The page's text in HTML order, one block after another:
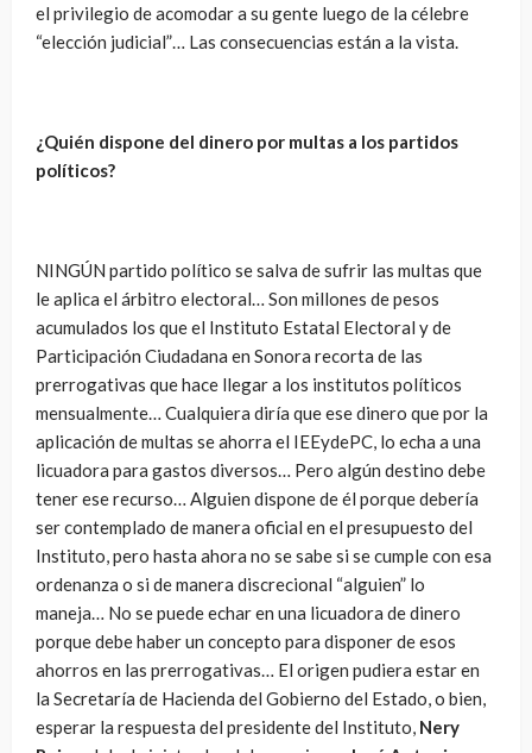
el privilegio de acomodar a su gente luego de la célebre
“elección judicial”… Las consecuencias están a la vista.
¿Quién dispone del dinero por multas a los partidos
políticos?
NINGÚN partido político se salva de sufrir las multas que
le aplica el árbitro electoral… Son millones de pesos
acumulados los que el Instituto Estatal Electoral y de
Participación Ciudadana en Sonora recorta de las
prerrogativas que hace llegar a los institutos políticos
mensualmente… Cualquiera diría que ese dinero que por la
aplicación de multas se ahorra el IEEydePC, lo echa a una
licuadora para gastos diversos… Pero algún destino debe
tener ese recurso… Alguien dispone de él porque debería
ser contemplado de manera oficial en el presupuesto del
Instituto, pero hasta ahora no se sabe si se cumple con esa
ordenanza o si de manera discrecional “alguien” lo
maneja… No se puede echar en una licuadora de dinero
porque debe haber un concepto para disponer de esos
ahorros en las prerrogativas… El origen pudiera estar en
la Secretaría de Hacienda del Gobierno del Estado, o bien,
esperar la respuesta del presidente del Instituto, Nery